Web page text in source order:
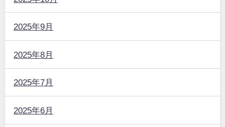
2025年9月
2025年8月
2025年7月
2025年6月